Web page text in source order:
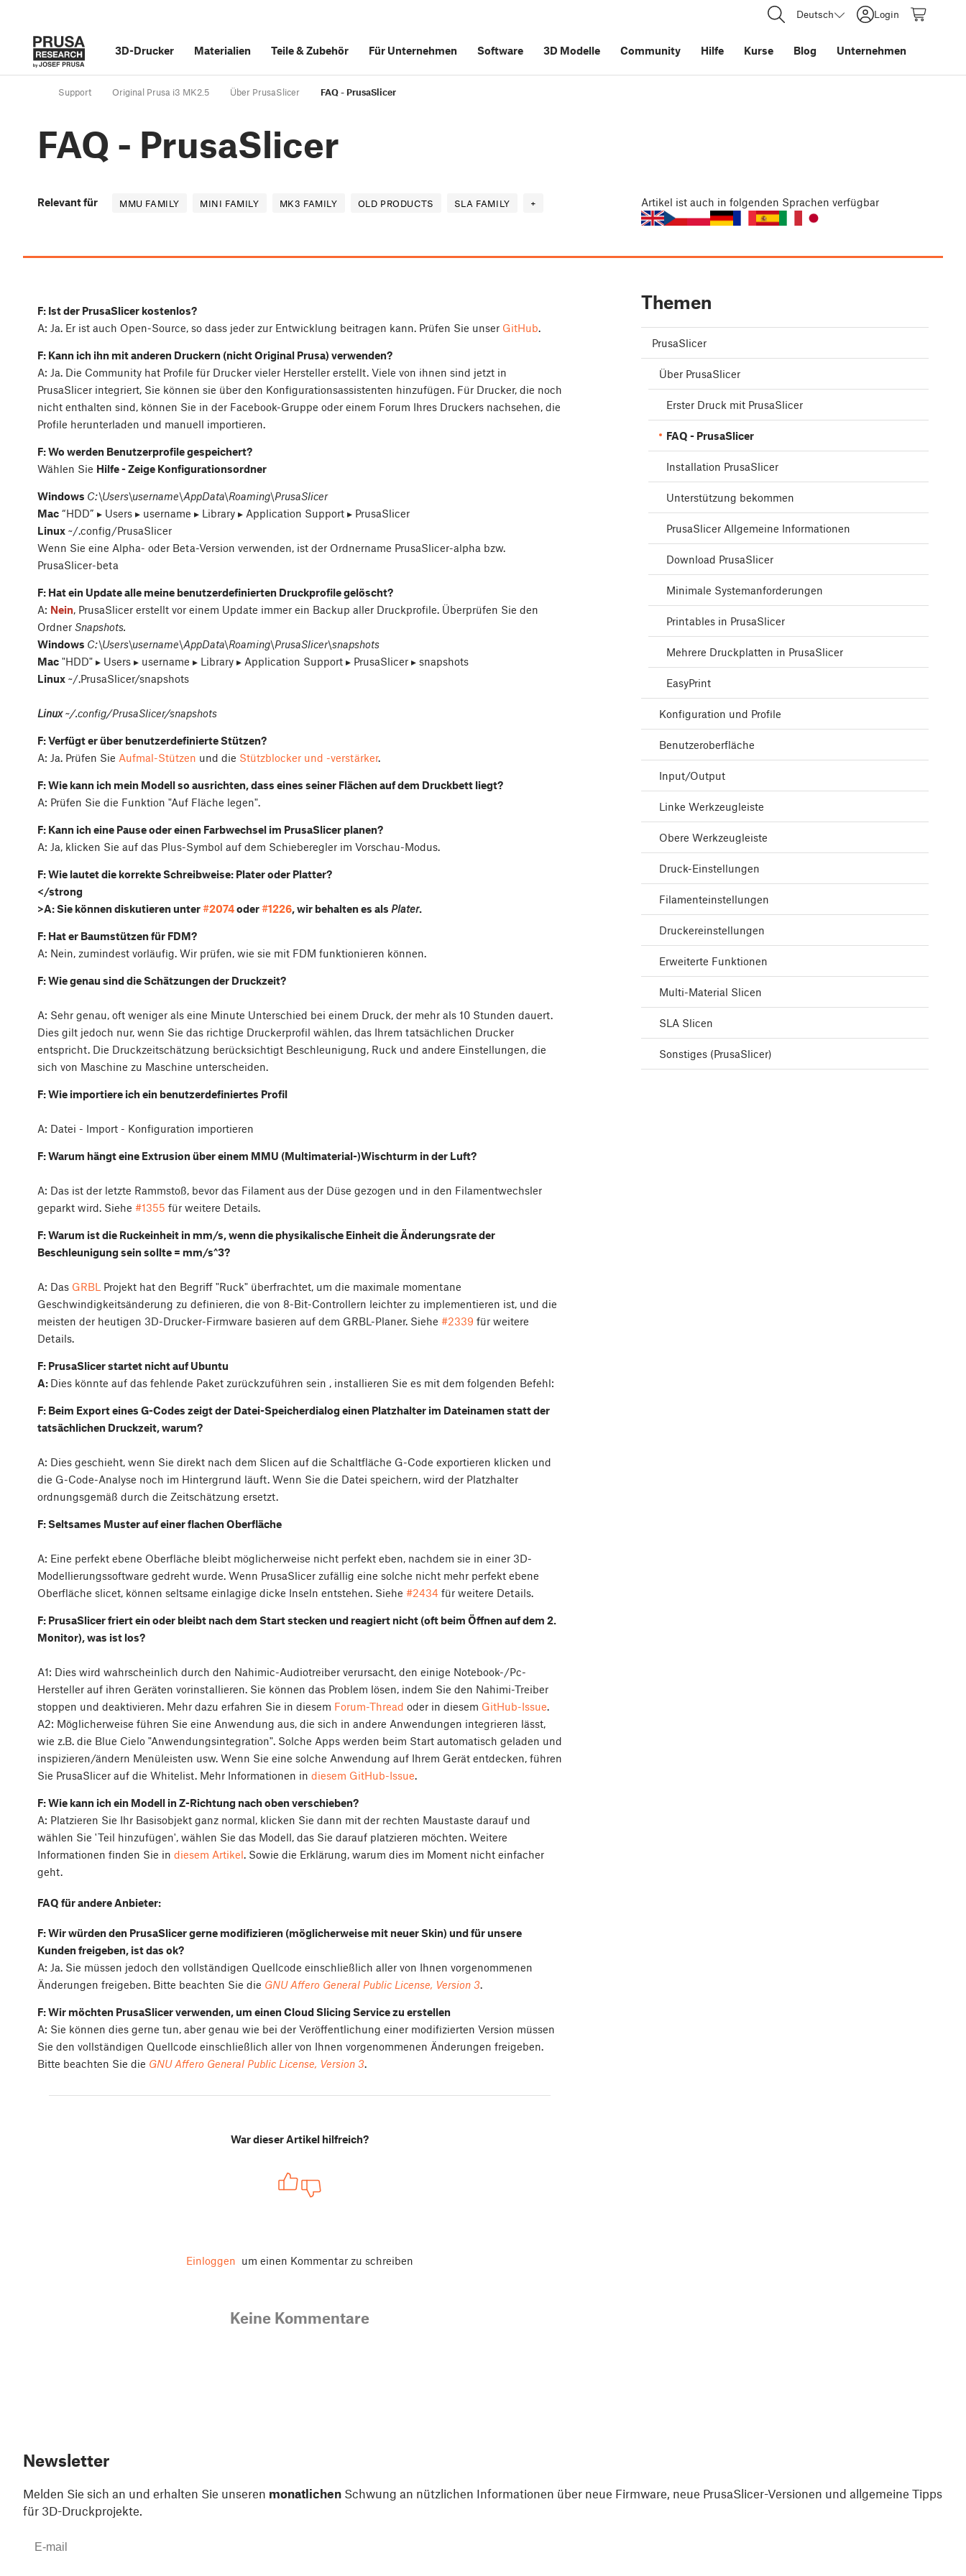
Deutsch Login
3D-Drucker Materialien Teile&Zubehör Für Unternehmen Software 3D Modelle Community Hilfe Kurse Blog Unternehmen
Support Original Prusa i3 MK2.5 Über PrusaSlicer FAQ - PrusaSlicer
FAQ - PrusaSlicer
Relevant für MMU FAMILY MINI FAMILY MK3 FAMILY OLD PRODUCTS SLA FAMILY + Artikel ist auch in folgenden Sprachen verfügbar
F: Ist der PrusaSlicer kostenlos?
A: Ja. Er ist auch Open-Source, so dass jeder zur Entwicklung beitragen kann. Prüfen Sie unser GitHub.
F: Kann ich ihn mit anderen Druckern (nicht Original Prusa) verwenden?
A: Ja. Die Community hat Profile für Drucker vieler Hersteller erstellt. Viele von ihnen sind jetzt in
PrusaSlicer integriert, Sie können sie über den Konfigurationsassistenten hinzufügen. Für Drucker, die noch
nicht enthalten sind, können Sie in der Facebook-Gruppe oder einem Forum Ihres Druckers nachsehen, die
Profile herunterladen und manuell importieren.
F: Wo werden Benutzerprofile gespeichert?
Wählen Sie Hilfe - Zeige Konfigurationsordner
Windows C:\Users\username\AppData\Roaming\PrusaSlicer
Mac “HDD” ▸ ⁨Users⁩ ▸ ⁨username⁩ ▸ ⁨Library⁩ ▸ ⁨Application Support⁩ ▸ ⁨PrusaSlicer
Linux ~/.config/PrusaSlicer
Wenn Sie eine Alpha- oder Beta-Version verwenden, ist der Ordnername PrusaSlicer-alpha bzw.
PrusaSlicer-beta
F: Hat ein Update alle meine benutzerdefinierten Druckprofile gelöscht?
A: Nein, PrusaSlicer erstellt vor einem Update immer ein Backup aller Druckprofile. Überprüfen Sie den
Ordner Snapshots.
Windows C:\Users\username\AppData\Roaming\PrusaSlicer\snapshots
Mac "HDD" ▸ ⁨Users⁩ ▸ ⁨username⁩ ▸ ⁨Library⁩ ▸ ⁨Application Support⁩ ▸ ⁨PrusaSlicer⁩ ▸ snapshots
Linux ~/.PrusaSlicer/snapshots
Linux~/.config/PrusaSlicer/snapshots
F: Verfügt er über benutzerdefinierte Stützen?
A: Ja. Prüfen Sie Aufmal-Stützen und die Stützblocker und -verstärker.
F: Wie kann ich mein Modell so ausrichten, dass eines seiner Flächen auf dem Druckbett liegt?
A: Prüfen Sie die Funktion "Auf Fläche legen".
F: Kann ich eine Pause oder einen Farbwechsel im PrusaSlicer planen?
A: Ja, klicken Sie auf das Plus-Symbol auf dem Schieberegler im Vorschau-Modus.
F: Wie lautet die korrekte Schreibweise: Plater oder Platter?
</strong
>A: Sie können diskutieren unter#2074oder#1226, wir behalten es als Plater.
F: Hat er Baumstützen für FDM?
A: Nein, zumindest vorläufig. Wir prüfen, wie sie mit FDM funktionieren können.
F: Wie genau sind die Schätzungen der Druckzeit?
A: Sehr genau, oft weniger als eine Minute Unterschied bei einem Druck, der mehr als 10 Stunden dauert.
Dies gilt jedoch nur, wenn Sie das richtige Druckerprofil wählen, das Ihrem tatsächlichen Drucker
entspricht. Die Druckzeitschätzung berücksichtigt Beschleunigung, Ruck und andere Einstellungen, die
sich von Maschine zu Maschine unterscheiden.
F: Wie importiere ich ein benutzerdefiniertes Profil
A: Datei - Import - Konfiguration importieren
F: Warum hängt eine Extrusion über einem MMU (Multimaterial-)Wischturm in der Luft?
A: Das ist der letzte Rammstoß, bevor das Filament aus der Düse gezogen und in den Filamentwechsler
geparkt wird. Siehe #1355 für weitere Details.
F: Warum ist die Ruckeinheit in mm/s, wenn die physikalische Einheit die Änderungsrate der
Beschleunigung sein sollte = mm/s^3?
A: Das GRBL Projekt hat den Begriff "Ruck" überfrachtet, um die maximale momentane
Geschwindigkeitsänderung zu definieren, die von 8-Bit-Controllern leichter zu implementieren ist, und die
meisten der heutigen 3D-Drucker-Firmware basieren auf dem GRBL-Planer. Siehe #2339 für weitere
Details.
F: PrusaSlicer startet nicht auf Ubuntu
A: Dies könnte auf das fehlende Paket zurückzuführen sein , installieren Sie es mit dem folgenden Befehl:
F: Beim Export eines G-Codes zeigt der Datei-Speicherdialog einen Platzhalter im Dateinamen statt der
tatsächlichen Druckzeit, warum?
A: Dies geschieht, wenn Sie direkt nach dem Slicen auf die Schaltfläche G-Code exportieren klicken und
die G-Code-Analyse noch im Hintergrund läuft. Wenn Sie die Datei speichern, wird der Platzhalter
ordnungsgemäß durch die Zeitschätzung ersetzt.
F: Seltsames Muster auf einer flachen Oberfläche
A: Eine perfekt ebene Oberfläche bleibt möglicherweise nicht perfekt eben, nachdem sie in einer 3D-
Modellierungssoftware gedreht wurde. Wenn PrusaSlicer zufällig eine solche nicht mehr perfekt ebene
Oberfläche slicet, können seltsame einlagige dicke Inseln entstehen. Siehe #2434 für weitere Details.
F: PrusaSlicer friert ein oder bleibt nach dem Start stecken und reagiert nicht (oft beim Öffnen auf dem 2.
Monitor), was ist los?
A1: Dies wird wahrscheinlich durch den Nahimic-Audiotreiber verursacht, den einige Notebook-/Pc-
Hersteller auf ihren Geräten vorinstallieren. Sie können das Problem lösen, indem Sie den Nahimi-Treiber
stoppen und deaktivieren. Mehr dazu erfahren Sie in diesem Forum-Thread oder in diesem GitHub-Issue.
A2: Möglicherweise führen Sie eine Anwendung aus, die sich in andere Anwendungen integrieren lässt,
wie z.B. die Blue Cielo "Anwendungsintegration". Solche Apps werden beim Start automatisch geladen und
inspizieren/ändern Menüleisten usw. Wenn Sie eine solche Anwendung auf Ihrem Gerät entdecken, führen
Sie PrusaSlicer auf die Whitelist. Mehr Informationen in diesem GitHub-Issue.
F: Wie kann ich ein Modell in Z-Richtung nach oben verschieben?
A: Platzieren Sie Ihr Basisobjekt ganz normal, klicken Sie dann mit der rechten Maustaste darauf und
wählen Sie 'Teil hinzufügen', wählen Sie das Modell, das Sie darauf platzieren möchten. Weitere
Informationen finden Sie in diesem Artikel. Sowie die Erklärung, warum dies im Moment nicht einfacher
geht.
FAQ für andere Anbieter:
F: Wir würden den PrusaSlicer gerne modifizieren (möglicherweise mit neuer Skin) und für unsere
Kunden freigeben, ist das ok?
A: Ja. Sie müssen jedoch den vollständigen Quellcode einschließlich aller von Ihnen vorgenommenen
Änderungen freigeben. Bitte beachten Sie die GNU Affero General Public License, Version 3.
F: Wir möchten PrusaSlicer verwenden, um einen Cloud Slicing Service zu erstellen
A: Sie können dies gerne tun, aber genau wie bei der Veröffentlichung einer modifizierten Version müssen
Sie den vollständigen Quellcode einschließlich aller von Ihnen vorgenommenen Änderungen freigeben.
Bitte beachten Sie die GNU Affero General Public License, Version 3.
War dieser Artikel hilfreich?
Einloggen um einen Kommentar zu schreiben
Keine Kommentare
Themen
PrusaSlicer
Über PrusaSlicer
Erster Druck mit PrusaSlicer
FAQ - PrusaSlicer
Installation PrusaSlicer
Unterstützung bekommen
PrusaSlicer Allgemeine Informationen
Download PrusaSlicer
Minimale Systemanforderungen
Printables in PrusaSlicer
Mehrere Druckplatten in PrusaSlicer
EasyPrint
Konfiguration und Profile
Benutzeroberfläche
Input/Output
Linke Werkzeugleiste
Obere Werkzeugleiste
Druck-Einstellungen
Filamenteinstellungen
Druckereinstellungen
Erweiterte Funktionen
Multi-Material Slicen
SLA Slicen
Sonstiges (PrusaSlicer)
Newsletter
Melden Sie sich an und erhalten Sie unseren monatlichen Schwung an nützlichen Informationen über neue Firmware, neue PrusaSlicer-Versionen und allgemeine Tipps
für 3D-Druckprojekte.